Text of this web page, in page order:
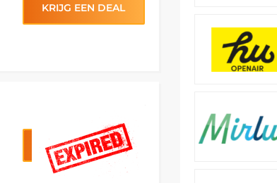
KRIJG EEN DEAL
KRIJG CODEen10